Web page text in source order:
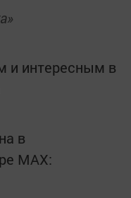
и интересным в
в
MАХ: